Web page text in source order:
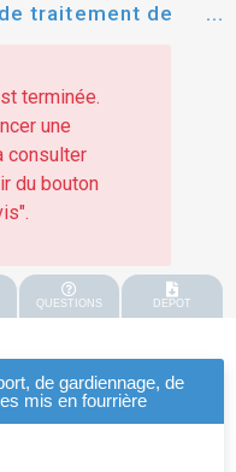
traitement de
terminée.
une
consulter
du bouton
QUESTIONS DEPOT
de gardiennage, de
mis en fourrière